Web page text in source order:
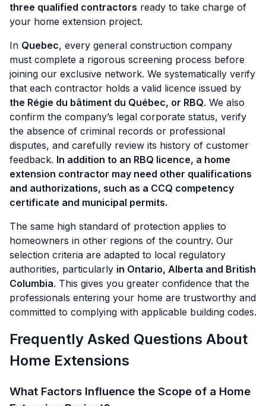
three qualified contractors ready to take charge of
your home extension project.
In Quebec, every general construction company
must complete a rigorous screening process before
joining our exclusive network. We systematically verify
that each contractor holds a valid licence issued by
the Régie du bâtiment du Québec, or RBQ. We also
confirm the company’s legal corporate status, verify
the absence of criminal records or professional
disputes, and carefully review its history of customer
feedback. In addition to an RBQ licence, a home
extension contractor may need other qualifications
and authorizations, such as a CCQ competency
certificate and municipal permits.
The same high standard of protection applies to
homeowners in other regions of the country. Our
selection criteria are adapted to local regulatory
authorities, particularly in Ontario, Alberta and British
Columbia. This gives you greater confidence that the
professionals entering your home are trustworthy and
committed to complying with applicable building codes.
Frequently Asked Questions About
Home Extensions
What Factors Influence the Scope of a Home